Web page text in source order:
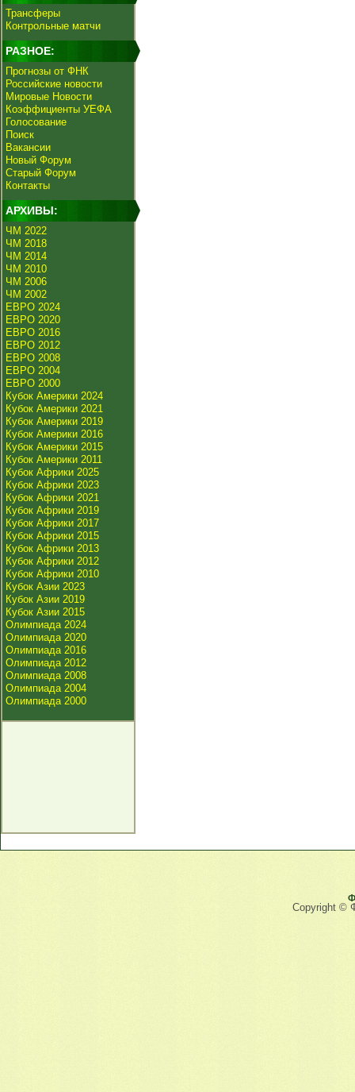
Трансферы
Контрольные матчи
РАЗНОЕ:
Прогнозы от ФНК
Российские новости
Мировые Новости
Коэффициенты УЕФА
Голосование
Поиск
Вакансии
Новый Форум
Старый Форум
Контакты
АРХИВЫ:
ЧМ 2022
ЧМ 2018
ЧМ 2014
ЧМ 2010
ЧМ 2006
ЧМ 2002
ЕВРО 2024
ЕВРО 2020
ЕВРО 2016
ЕВРО 2012
ЕВРО 2008
ЕВРО 2004
ЕВРО 2000
Кубок Америки 2024
Кубок Америки 2021
Кубок Америки 2019
Кубок Америки 2016
Кубок Америки 2015
Кубок Америки 2011
Кубок Африки 2025
Кубок Африки 2023
Кубок Африки 2021
Кубок Африки 2019
Кубок Африки 2017
Кубок Африки 2015
Кубок Африки 2013
Кубок Африки 2012
Кубок Африки 2010
Кубок Азии 2023
Кубок Азии 2019
Кубок Азии 2015
Олимпиада 2024
Олимпиада 2020
Олимпиада 2016
Олимпиада 2012
Олимпиада 2008
Олимпиада 2004
Олимпиада 2000
Copyright ©